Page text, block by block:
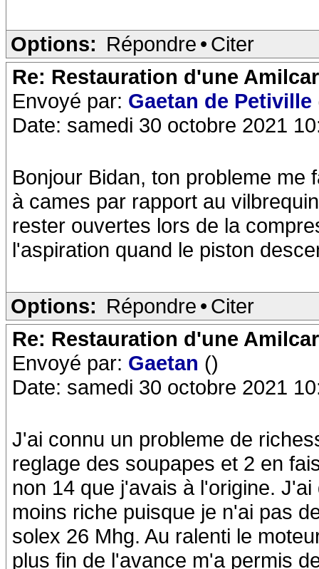
Options: Répondre • Citer
Re: Restauration d'une
Envoyé par: Gaetan de Petiville
Date: samedi 30 octobre 2021
Bonjour Bidan, ton probleme me
à cames par rapport au
rester ouvertes lors de la
l'aspiration quand le piston
Options: Répondre • Citer
Re: Restauration d'une
Envoyé par: Gaetan ()
Date: samedi 30 octobre 2021
J'ai connu un probleme de
reglage des soupapes et 2 en
non 14 que j'avais à l'origine.
moins riche puisque je n'ai pas
solex 26 Mhg. Au ralenti le
plus fin de l'avance m'a permis